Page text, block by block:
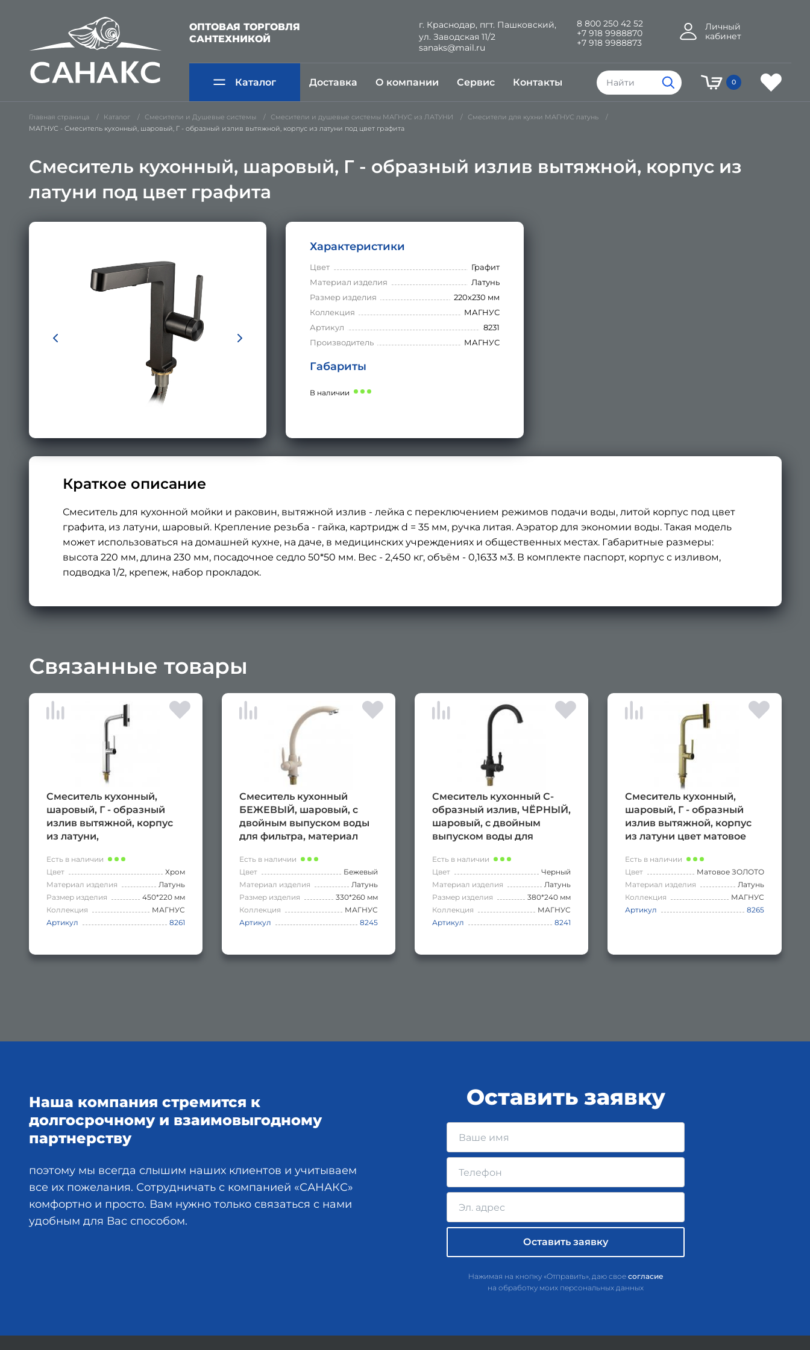
ОПТОВАЯ ТОРГОВЛЯ
САНТЕХНИКОЙ
г. Краснодар, пгт. Пашковский,
ул. Заводская 11/2
sanaks@mail.ru
8 800 250 42 52
+7 918 9988870
+7 918 9988873
Личный
кабинет
Каталог Доставка О компании Сервис Контакты 0
Главная страница Каталог Смесители и Душевые системы Смесители и душевые системы МАГНУС из ЛАТУНИ
Смесители для кухни МАГНУС латунь
МАГНУС - Смеситель кухонный, шаровый, Г - образный излив вытяжной, корпус из латуни под цвет графита
Смеситель кухонный, шаровый, Г - образный излив вытяжной, корпус из
латуни под цвет графита
Характеристики
Цвет
Графит
Материал изделия
Латунь
Размер изделия
220х230 мм
Коллекция
МАГНУС
Артикул
8231
Производитель
МАГНУС
Габариты
В наличии
Краткое описание
Смеситель для кухонной мойки и раковин, вытяжной излив - лейка с переключением режимов подачи воды, литой корпус под цвет
графита, из латуни, шаровый. Крепление резьба - гайка, картридж d = 35 мм, ручка литая. Аэратор для экономии воды. Такая модель
может использоваться на домашней кухне, на даче, в медицинских учреждениях и общественных местах. Габаритные размеры:
высота 220 мм, длина 230 мм, посадочное седло 50*50 мм. Вес - 2,450 кг, объём - 0,1633 м3. В комплекте паспорт, корпус с изливом,
подводка 1/2, крепеж, набор прокладок.
Связанные товары
Смеситель кухонный,
шаровый, Г - образный
излив вытяжной, корпус
из латуни,
Есть в наличии
Цвет
Хром
Материал изделия
Латунь
Размер изделия
450*220 мм
Коллекция
МАГНУС
Артикул
8261
Смеситель кухонный
БЕЖЕВЫЙ, шаровый, с
двойным выпуском воды
для фильтра, материал
Есть в наличии
Цвет
Бежевый
Материал изделия
Латунь
Размер изделия
330*260 мм
Коллекция
МАГНУС
Артикул
8245
Смеситель кухонный С-
образный излив, ЧЁРНЫЙ,
шаровый, с двойным
выпуском воды для
Есть в наличии
Цвет
Черный
Материал изделия
Латунь
Размер изделия
380*240 мм
Коллекция
МАГНУС
Артикул
8241
Смеситель кухонный,
шаровый, Г - образный
излив вытяжной, корпус
из латуни цвет матовое
Есть в наличии
Цвет
Матовое ЗОЛОТО
Материал изделия
Латунь
Коллекция
МАГНУС
Артикул
8265
Наша компания стремится к
долгосрочному и взаимовыгодному
партнерству
поэтому мы всегда слышим наших клиентов и учитываем
все их пожелания. Сотрудничать с компанией «САНАКС»
комфортно и просто. Вам нужно только связаться с нами
удобным для Вас способом.
Оставить заявку
Нажимая на кнопку «Отправить», даю свое согласие
на обработку моих персональных данных